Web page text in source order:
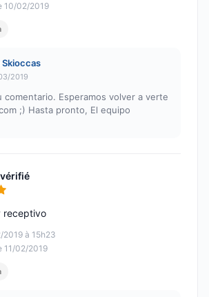
10/02/2019
Skioccas
2019
comentario. Esperamos volver a verte
;) Hasta pronto, El equipo
à 15h23
11/02/2019
receptivo